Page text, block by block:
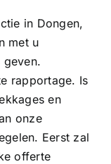
in Dongen,
met u
geven.
rapportage. Is
en
onze
Eerst zal
offerte